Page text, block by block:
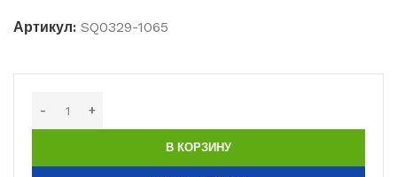
Артикул: SQ0329-1065
В КОРЗИНУ